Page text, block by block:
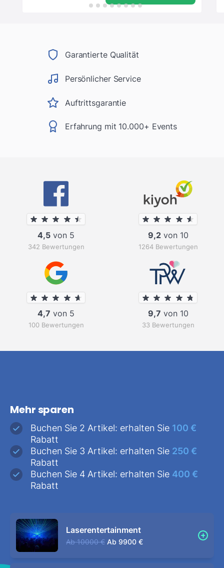
Garantierte Qualität
Persönlicher Service
Auftrittsgarantie
Erfahrung mit 10.000+ Events
4,5 von 5
342 Bewertungen
9,2von 10
1264 Bewertungen
4,7 von 5
100 Bewertungen
9,7 von 10
33 Bewertungen
Mehr sparen
Buchen Sie 2 Artikel: erhalten Sie 100 €
Rabatt
Buchen Sie 3 Artikel: erhalten Sie 250 €
Rabatt
Buchen Sie 4 Artikel: erhalten Sie 400 €
Rabatt
Laserentertainment
Ab 10000 € Ab 9900 €